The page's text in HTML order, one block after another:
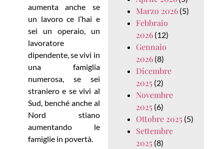
aumenta anche se
un lavoro ce l’hai e
sei un operaio, un
lavoratore
dipendente, se vivi in
una famiglia
numerosa, se sei
straniero e se vivi al
Sud, benché anche al
Nord stiano
aumentando le
famiglie in povertà.
Marzo 2026(5)
Febbraio
2026(12)
Gennaio
2026(8)
Dicembre
2025 (2)
Novembre
2025 (6)
Ottobre 2025 (5)
Settembre
2025 (8)